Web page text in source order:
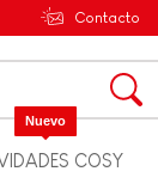
Contacto
COSY
Nuevo